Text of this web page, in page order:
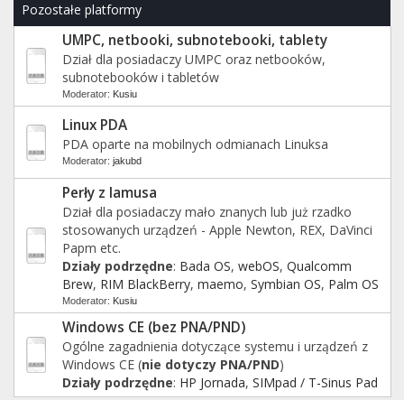
Pozostałe platformy
UMPC, netbooki, subnotebooki, tablety
Dział dla posiadaczy UMPC oraz netbooków,
subnotebooków i tabletów
Moderator: Kusiu
Linux PDA
PDA oparte na mobilnych odmianach Linuksa
Moderator: jakubd
Perły z lamusa
Dział dla posiadaczy mało znanych lub już rzadko
stosowanych urządzeń - Apple Newton, REX, DaVinci
Papm etc.
Działy podrzędne: Bada OS, webOS, Qualcomm
Brew, RIM BlackBerry, maemo, Symbian OS, Palm OS
Moderator: Kusiu
Windows CE (bez PNA/PND)
Ogólne zagadnienia dotyczące systemu i urządzeń z
Windows CE (nie dotyczy PNA/PND)
Działy podrzędne: HP Jornada, SIMpad / T-Sinus Pad